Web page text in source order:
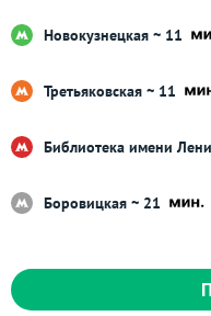
Новокузнецкая ~ 11
Третьяковская ~ 11
Библиотека имени
Боровицкая ~ 21